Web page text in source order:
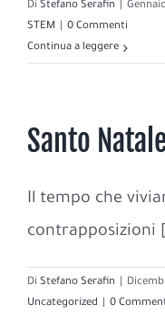
Di Stefano Serafin
STEM
0 Commenti
Continua a leggere
Santo
Il tempo che
contrapposizioni
Di Stefano Serafin
Uncategorized
0